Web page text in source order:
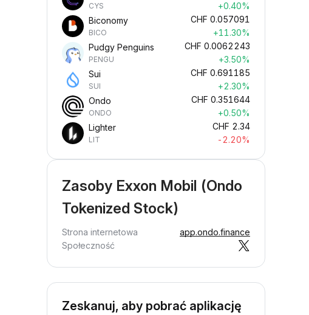
CYS
+0.40%
Biconomy
BICO
CHF 0.057091
+11.30%
Pudgy Penguins
PENGU
CHF 0.0062243
+3.50%
Sui
SUI
CHF 0.691185
+2.30%
Ondo
ONDO
CHF 0.351644
+0.50%
Lighter
LIT
CHF 2.34
-2.20%
Zasoby Exxon Mobil (Ondo
Tokenized Stock)
Strona internetowa
app.ondo.finance
Społeczność
Zeskanuj, aby pobrać aplikację